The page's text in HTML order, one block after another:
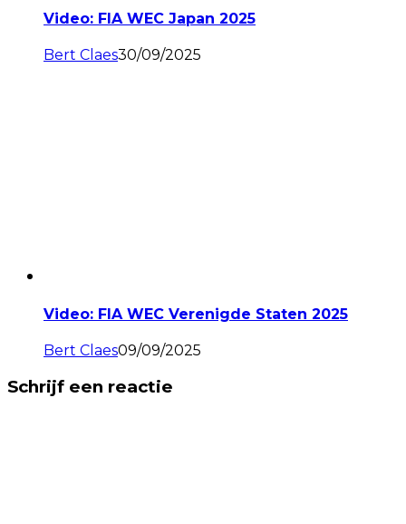
Video: FIA WEC Japan 2025
Bert Claes30/09/2025
Video: FIA WEC Verenigde Staten 2025
Bert Claes09/09/2025
Schrijf een reactie